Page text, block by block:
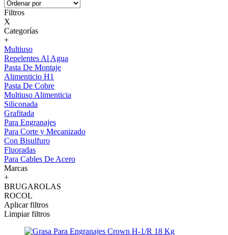
Filtros
X
Categorías
+
Multiuso
Repelentes Al Agua
Pasta De Montaje
Alimenticio H1
Pasta De Cobre
Multiuso Alimenticia
Siliconada
Grafitada
Para Engranajes
Para Corte y Mecanizado
Con Bisulfuro
Fluoradas
Para Cables De Acero
Marcas
+
BRUGAROLAS
ROCOL
Aplicar filtros
Limpiar filtros